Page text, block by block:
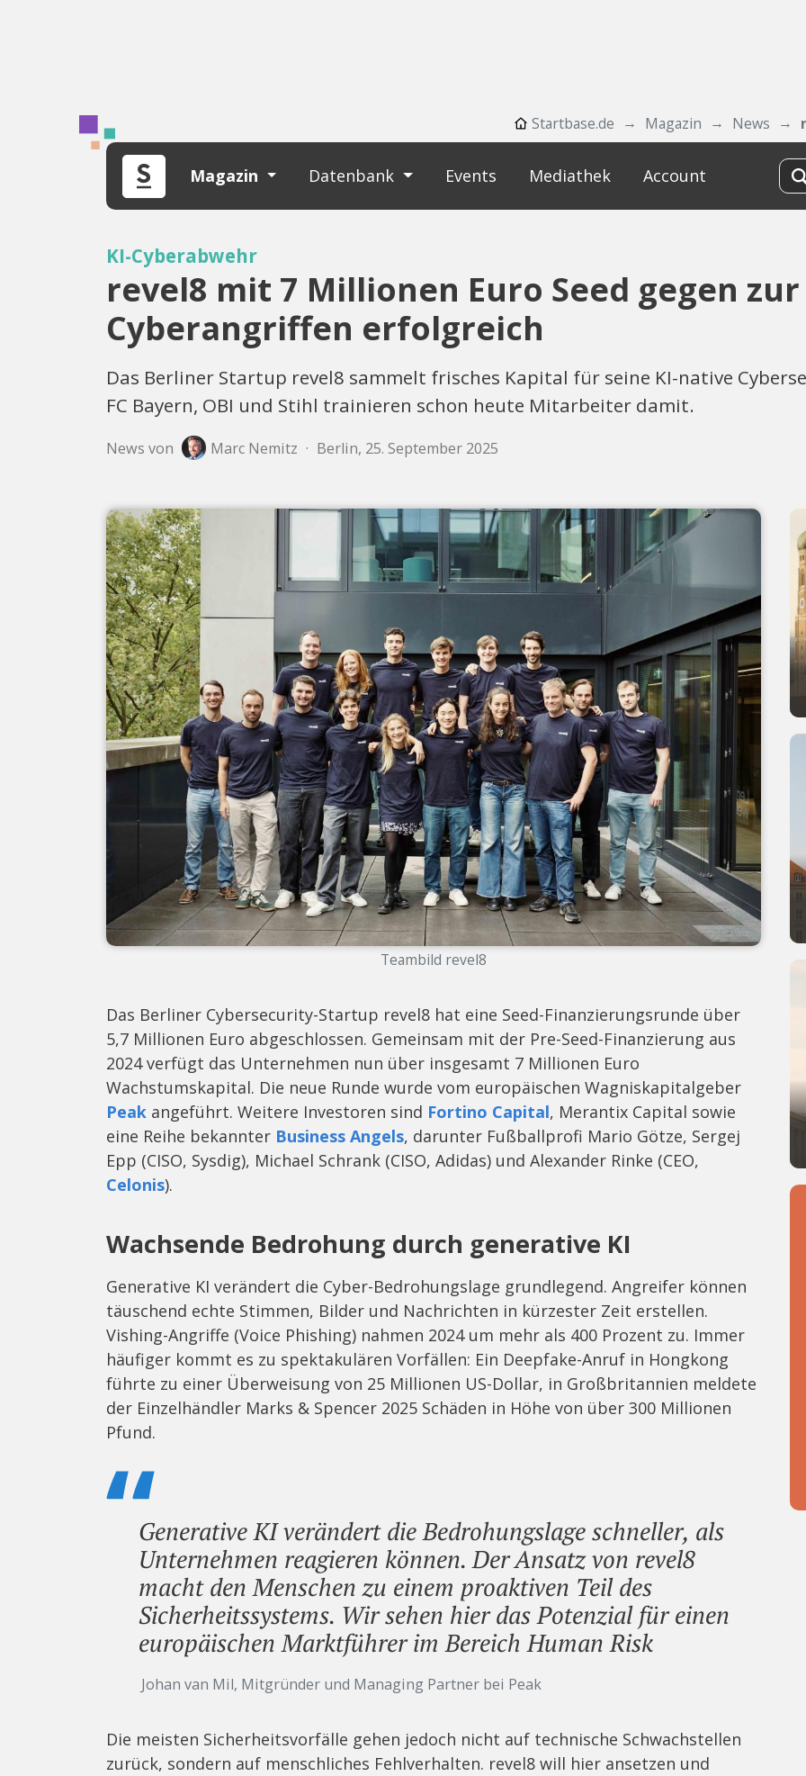
Startbase.de Magazin News
Magazin Datenbank Events Mediathek Account
KI-Cyberabwehr
revel8 mit 7 Millionen Euro Seed gegen
Cyberangriffen erfolgreich
Das Berliner Startup revel8 sammelt frisches Kapital für seine KI-native
FC Bayern, OBI und Stihl trainieren schon heute Mitarbeiter damit.
News von Marc Nemitz · Berlin, 25. September 2025
Teambild revel8
Das Berliner Cybersecurity-Startup revel8 hat eine Seed-Finanzierungsrunde über
5,7 Millionen Euro abgeschlossen. Gemeinsam mit der Pre-Seed-Finanzierung aus
2024 verfügt das Unternehmen nun über insgesamt 7 Millionen Euro
Wachstumskapital. Die neue Runde wurde vom europäischen Wagniskapitalgeber
Peak angeführt. Weitere Investoren sind Fortino Capital, Merantix Capital sowie
eine Reihe bekannter Business Angels, darunter Fußballprofi Mario Götze, Sergej
Epp (CISO, Sysdig), Michael Schrank (CISO, Adidas) und Alexander Rinke (CEO,
Celonis).
Wachsende Bedrohung durch generative KI
Generative KI verändert die Cyber-Bedrohungslage grundlegend. Angreifer können
täuschend echte Stimmen, Bilder und Nachrichten in kürzester Zeit erstellen.
Vishing-Angriffe (Voice Phishing) nahmen 2024 um mehr als 400 Prozent zu. Immer
häufiger kommt es zu spektakulären Vorfällen: Ein Deepfake-Anruf in Hongkong
führte zu einer Überweisung von 25 Millionen US-Dollar, in Großbritannien meldete
der Einzelhändler Marks & Spencer 2025 Schäden in Höhe von über 300 Millionen
Pfund.
Generative KI verändert die Bedrohungslage schneller, als
Unternehmen reagieren können. Der Ansatz von revel8
macht den Menschen zu einem proaktiven Teil des
Sicherheitssystems. Wir sehen hier das Potenzial für einen
europäischen Marktführer im Bereich Human Risk
Johan van Mil, Mitgründer und Managing Partner bei Peak
Die meisten Sicherheitsvorfälle gehen jedoch nicht auf technische Schwachstellen
zurück, sondern auf menschliches Fehlverhalten. revel8 will hier ansetzen und